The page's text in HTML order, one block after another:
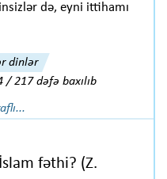
də, eyni ittihamı
dinlər
/ 217 dəfə baxılıb
fəthi? (Z.